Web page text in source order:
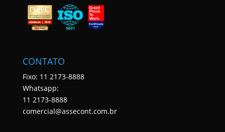
CONTATO
Fixo: 11 2173-8888
Whatsapp:
11 2173-8888
comercial@assecont.com.br